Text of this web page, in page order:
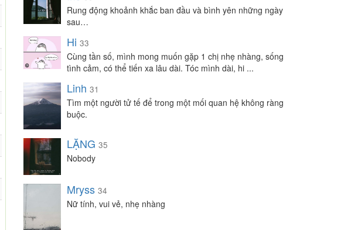
Rung động khoảnh khắc ban đầu và bình yên những ngày
sau…
Hi 33
Cùng tần số, mình mong muốn gặp 1 chị nhẹ nhàng, sống
tình cảm, có thể tiến xa lâu dài. Tóc mình dài, hi ...
Linh 31
Tìm một người tử tế để trong một mối quan hệ không ràng
buộc.
LẶNG 35
Nobody
Mryss 34
Nữ tính, vui vẻ, nhẹ nhàng